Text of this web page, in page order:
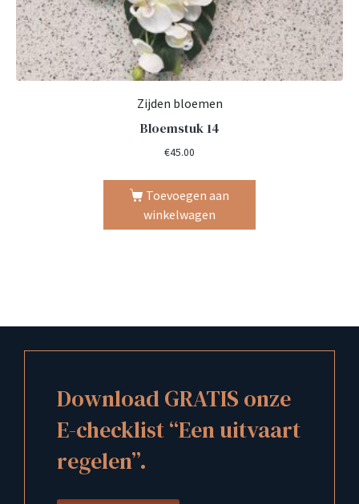
Zijden bloemen
Bloemstuk 14
€45.00
Toevoegen aan
winkelwagen
Download GRATIS onze
E-checklist “Een uitvaart
regelen”.